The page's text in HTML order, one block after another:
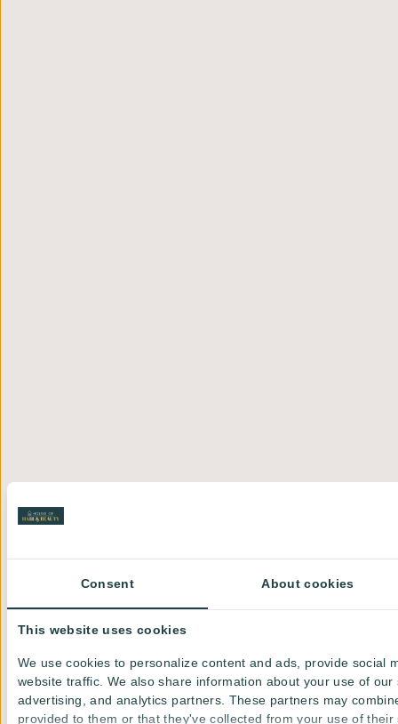
Consent About cookies
This website uses cookies
We use cookies to personalize content and ads, provide social
website traffic. We also share information about your use of
advertising, and analytics partners. These partners may
provided to them or that they've collected from your use of their